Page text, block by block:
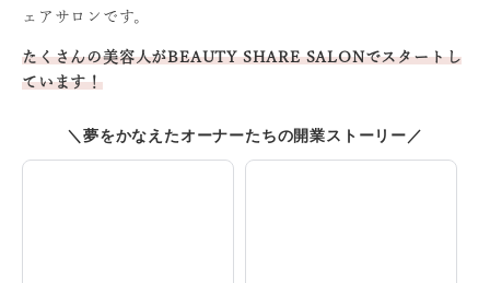
＼夢をかなえたオーナーたちの開業ストーリー／
ェアサロンです。
たくさんの美容人がBEAUTY SHARE SALONでスタートし
ています！